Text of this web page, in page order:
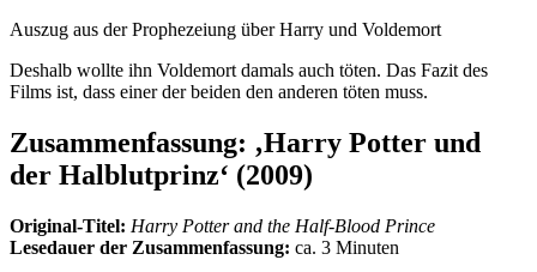
Auszug aus der Prophezeiung über Harry und Voldemort
Deshalb wollte ihn Voldemort damals auch töten. Das Fazit des
Films ist, dass einer der beiden den anderen töten muss.
Zusammenfassung: ‚Harry Potter und
der Halblutprinz‘ (2009)
Original-Titel: Harry Potter and the Half-Blood Prince
Lesedauer der Zusammenfassung: ca. 3 Minuten